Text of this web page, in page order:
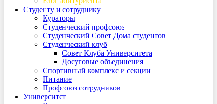
Студенту и сотруднику
Кураторы
Студенческий профсоюз
Студенческий Совет Дома студентов
Студенческий клуб
Совет Клуба Университета
Досуговые объединения
Спортивный комплекс и секции
Питание
Профсоюз сотрудников
Университет